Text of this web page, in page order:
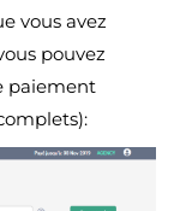
vous avez
pouvez
paiement